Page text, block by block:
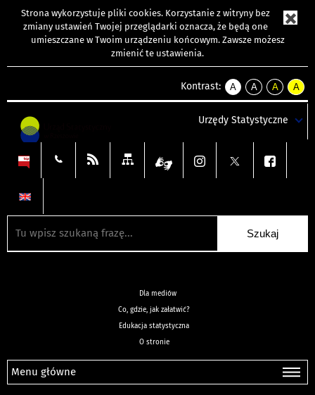
Strona wykorzystuje pliki cookies. Korzystanie z witryny bez
zmiany ustawień Twojej przeglądarki oznacza, że będą one
umieszczane w Twoim urządzeniu końcowym. Zawsze możesz
zmienić te ustawienia.
Kontrast:
A
kontrast
A
kontrast
tekst
czarnym
A
kontrast
tekst
czarnym
A
tekst
żółtym
Urzędy Statystyczne
Dla mediów
Co, gdzie, jak załatwić?
Edukacja statystyczna
O stronie
Menu główne